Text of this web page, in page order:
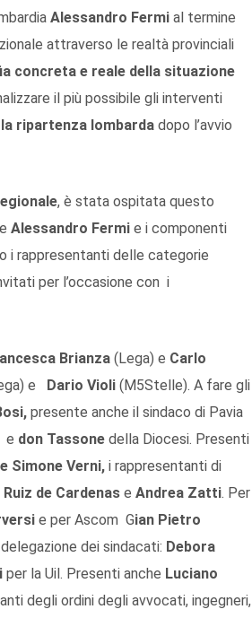
Alessandro Fermi al termine
attraverso le realtà provinciali
concreta e reale della situazione
il più possibile gli interventi
la ripartenza lombarda dopo l’avvio
, è stata ospitata questo
Alessandro Fermi e i componenti
i rappresentanti delle categorie
per l’occasione con i
Brianza (Lega) e Carlo
e Dario Violi (M5Stelle). A fare gli
presente anche il sindaco di Pavia
e don Tassone della Diocesi. Presenti
Simone Verni, i rappresentanti di
Ruiz de Cardenas e Andrea Zatti. Per
e per Ascom Gian Pietro
dei sindacati: Debora
per la Uil. Presenti anche Luciano
degli ordini degli avvocati, ingegneri,